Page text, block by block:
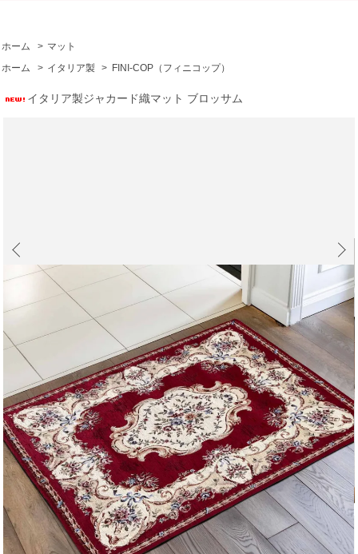
ホーム > マット
ホーム
> イタリア製 > FINI-COP（フィニコップ）
イタリア製ジャカード織マット ブロッサム